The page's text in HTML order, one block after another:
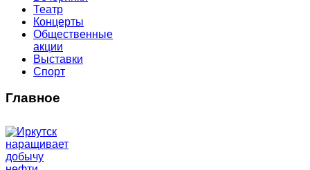
Театр
Концерты
Общественные
акции
Выставки
Спорт
Главное